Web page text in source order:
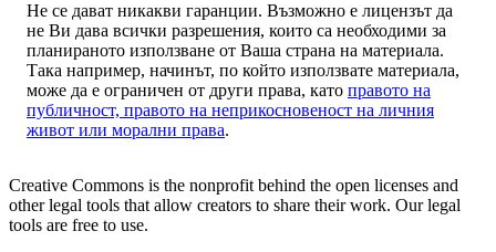
Не се дават никакви гаранции. Възможно е лицензът да
не Ви дава всички разрешения, които са необходими за
планираното използване от Ваша страна на материала.
Така например, начинът, по който използвате материала,
може да е ограничен от други права, като правото на
публичност, правото на неприкосновеност на личния
живот или морални права.
Creative Commons is the nonprofit behind the open licenses and
other legal tools that allow creators to share their work. Our legal
tools are free to use.